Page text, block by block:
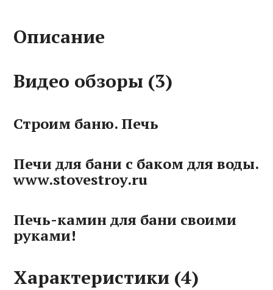
Описание
Видео обзоры (3)
Строим баню. Печь
Печи для бани с баком для воды.
www.stovestroy.ru
Печь-камин для бани своими
руками!
Характеристики (4)